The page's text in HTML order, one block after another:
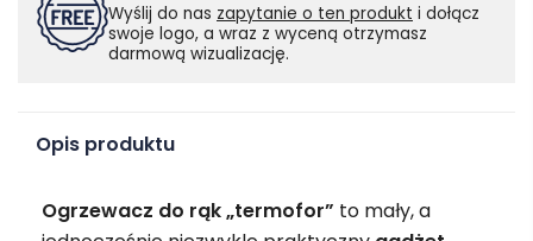
Wyślij do nas zapytanie o ten produkt i dołącz
swoje logo, a wraz z wyceną otrzymasz
darmową wizualizację.
Opis produktu
Ogrzewacz do rąk „termofor” to mały, a